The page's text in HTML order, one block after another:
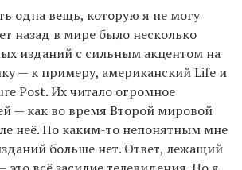
одна вещь, которую я не могу
назад в мире было несколько
изданий с сильным акцентом на
— к примеру, американский Life и
Post. Их читало огромное
— как во время Второй мировой
неё. По каким-то непонятным мне
больше нет. Ответ, лежащий